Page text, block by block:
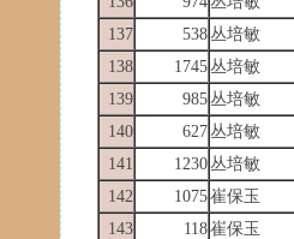
137
538丛培敏
138
1745丛培敏
139
985丛培敏
140
627丛培敏
141
1230丛培敏
142
1075崔保玉
143
118崔保玉